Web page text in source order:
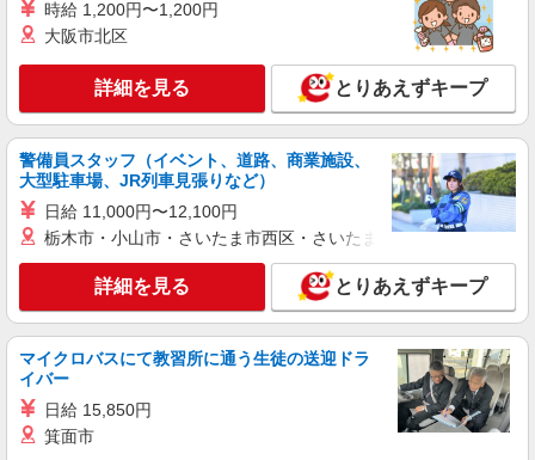
時給 1,200円〜1,200円
大阪市北区
詳細を見る とりあえずキープ
警備員スタッフ（イベント、道路、商業施設、
大型駐車場、JR列車見張りなど）
日給 11,000円〜12,100円
栃木市・小山市・さいたま市西区・さいたま市岩槻区・久喜市・
詳細を見る とりあえずキープ
マイクロバスにて教習所に通う生徒の送迎ドラ
イバー
日給 15,850円
箕面市